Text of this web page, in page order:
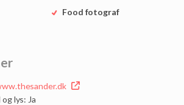
Food fotograf
lys: Ja